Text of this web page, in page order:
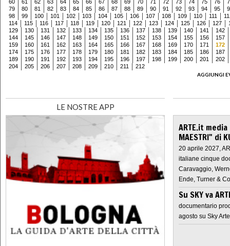
60 61 62 63 64 65 66 67 68 69 70 71 72 73 74 75 76
79
80 81 82 83 84 85 86 87 88 89 90 91 92 93 94 95
98
99 100 101 102 103 104 105 106 107 108 109 110 111
114
115 116 117 118 119 120 121 122 123 124 125 126 127
129
130 131 132 133 134 135 136 137 138 139 140 141
142
144
145 146 147 148 149 150 151 152 153 154 155 156
157
159
160 161 162 163 164 165 166 167 168 169 170 171
172
174
175 176 177 178 179 180 181 182 183 184 185 186
187
189
190 191 192 193 194 195 196 197 198 199 200 201
202
204
205 206 207 208 209 210 211
212
AGGIUNGI
LE NOSTRE APP
ARTE.it
MAESTRI" di
20 aprile 2027,
italiane cinque
Caravaggio,
Ende, Turner &
Su SKY va
documentario
agosto su Sky Arte